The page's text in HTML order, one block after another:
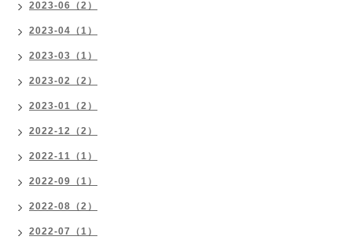
2023-06（2）
2023-04（1）
2023-03（1）
2023-02（2）
2023-01（2）
2022-12（2）
2022-11（1）
2022-09（1）
2022-08（2）
2022-07（1）